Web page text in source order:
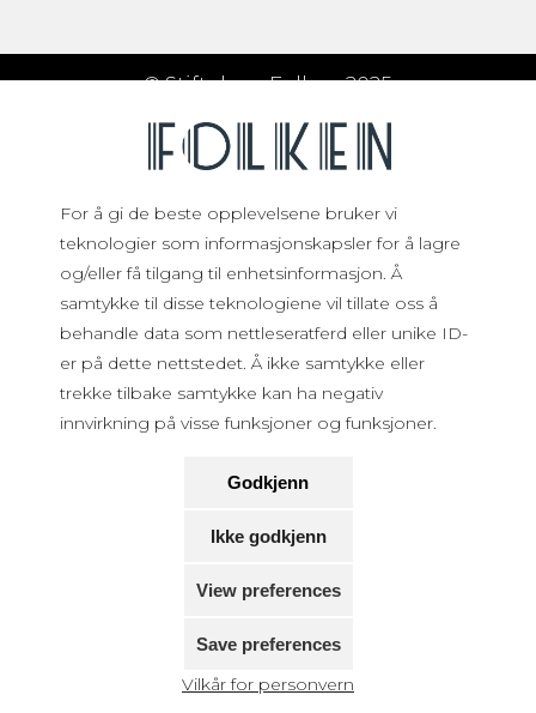
For å gi de beste opplevelsene bruker vi
teknologier som informasjonskapsler for å lagre
og/eller få tilgang til enhetsinformasjon. Å
samtykke til disse teknologiene vil tillate oss å
behandle data som nettleseratferd eller unike ID-
er på dette nettstedet. Å ikke samtykke eller
trekke tilbake samtykke kan ha negativ
innvirkning på visse funksjoner og funksjoner.
Godkjenn
Ikke godkjenn
View preferences
Save preferences
Vilkår for personvern
© Stiftelsen Folken 2025